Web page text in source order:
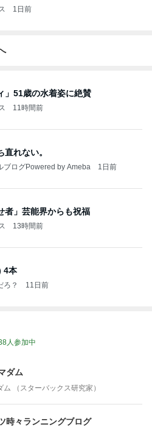
1日前
」51歳の水着姿に絶賛
11時間前
れない。
ブログPowered by Ameba 1日前
者」芸能界からも祝福
13時間前
4本
ろ？ 11日前
人参加中
ダム
（スターバックス研究家）
時々ランニングブログ